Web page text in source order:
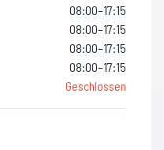
08:00–17:15
08:00–17:15
08:00–17:15
08:00–17:15
Geschlossen